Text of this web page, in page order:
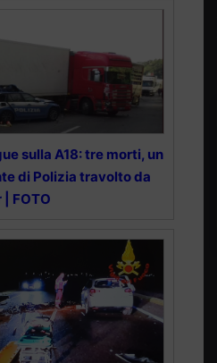
sulla A18: tre morti, un
di Polizia travolto da
| FOTO